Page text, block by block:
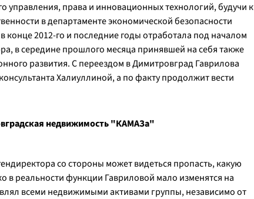
управления, права и инновационных технологий, будучи к
в департаменте экономической безопасности
2012-го и последние годы отработала под началом
в середине прошлого месяца принявшей на себя также
развития. С переездом в Димитровград Гаврилова
Халиуллиной, а по факту продолжит вести
недвижимость "КАМАЗа"
со стороны может видеться пропасть, какую
реальности функции Гавриловой мало изменятся на
всеми недвижимыми активами группы, независимо от